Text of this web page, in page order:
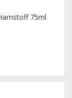
75ml